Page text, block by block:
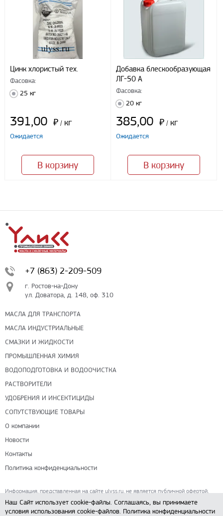
Цинк хлористый тех.
Фасовка:
25 кг
391,00 ₽ / кг
Ожидается
В корзину
Добавка блескообразующая
ЛГ-50 А
Фасовка:
20 кг
385,00 ₽ / кг
Ожидается
В корзину
+7 (863) 2-209-509
г. Ростов-на-Дону
ул. Доватора, д. 148, оф. 310
МАСЛА ДЛЯ ТРАНСПОРТА
МАСЛА ИНДУСТРИАЛЬНЫЕ
СМАЗКИ И ЖИДКОСТИ
ПРОМЫШЛЕННАЯ ХИМИЯ
ВОДОПОДГОТОВКА И ВОДООЧИСТКА
РАСТВОРИТЕЛИ
УДОБРЕНИЯ И ИНСЕКТИЦИДЫ
СОПУТСТВУЮЩИЕ ТОВАРЫ
О компании
Новости
Контакты
Политика конфиденциальности
Информация, представленная на сайте ulyss.ru, не является публичной офертой,
определяемой положениями ч. 2 ст. 437 Гражданского кодекса РФ.
Наш Сайт использует cookie-файлы. Соглашаясь, вы принимаете
условия использования cookie-файлов. Политика конфиденциальности